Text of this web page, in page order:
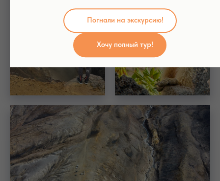
Погнали на экскурсию!
Хочу полный тур!